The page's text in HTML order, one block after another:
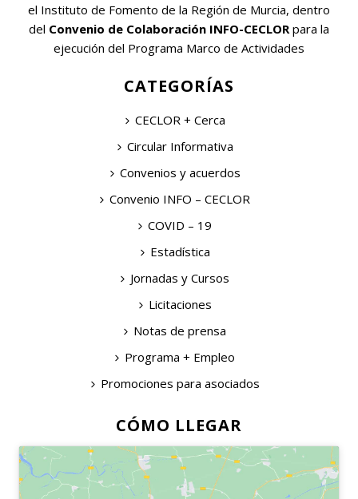
el Instituto de Fomento de la Región de Murcia, dentro
del Convenio de Colaboración INFO-CECLOR para la
ejecución del Programa Marco de Actividades
CATEGORÍAS
CECLOR + Cerca
Circular Informativa
Convenios y acuerdos
Convenio INFO – CECLOR
COVID – 19
Estadística
Jornadas y Cursos
Licitaciones
Notas de prensa
Programa + Empleo
Promociones para asociados
CÓMO LLEGAR